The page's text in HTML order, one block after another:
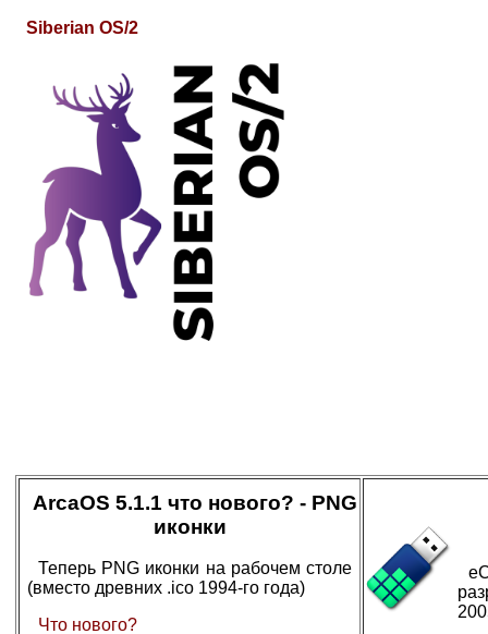
Siberian OS/2
ArcaOS 5.1.1 что нового? - PNG
иконки
Теперь PNG иконки на рабочем столе
(вместо древних .ico 1994-го года)
Что нового?